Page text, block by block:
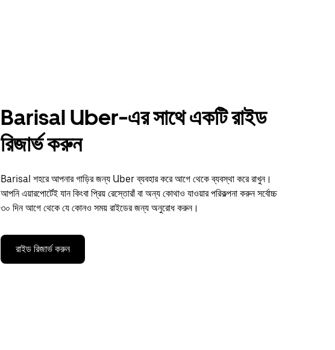
Barisal Uber-এর সাথে একটি রাইড
রিজার্ভ করুন
Barisal শহরে আপনার গাড়ির জন্য Uber ব্যবহার করে আগে থেকে ব্যবস্থা করে রাখুন।
আপনি এয়ারপোর্টেই যান কিংবা প্রিয় রেস্তোরাঁ বা অন্য কোথাও যাওয়ার পরিকল্পনা করুন সর্বোচ্চ
৩০ দিন আগে থেকে যে কোনও সময় রাইডের জন্য অনুরোধ করুন।
রাইড রিজার্ভ করুন